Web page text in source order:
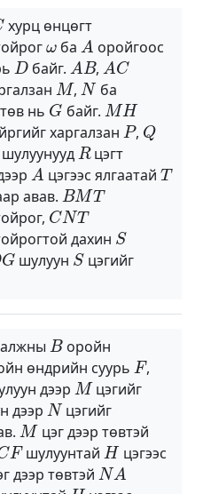
хурц өнцөгт
ω
ба
A
оройгоос
D
байг.
AB
,
AC
M
,
N
ба
нь
G
байг.
MH
харгалзан
P
,
Q
шулуунууд
R
цэгт
A
цэгээс ялгаатай
авав.
BMT
CNT
дахин
S
G
шулуун
S
цэгийг
B
оройн
өндрийн суурь
F
,
дээр
M
цэгийг
дээр
N
цэгийг
M
цэг дээр төвтэй
F
шулуунтай
H
цэгээс
дээр төвтэй
NA
H